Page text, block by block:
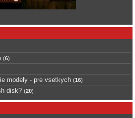
(6)
modely - pre vsetkych (16)
disk? (20)